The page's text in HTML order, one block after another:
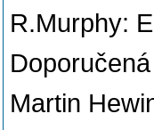
R.Murphy:
Martin